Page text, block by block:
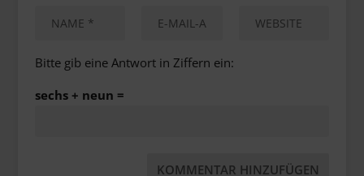
Bitte gib eine Antwort in Ziffern ein:
sechs + neun =